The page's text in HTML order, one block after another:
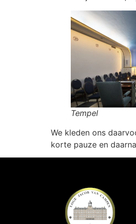
Tempel
We kleden ons
korte pauze en